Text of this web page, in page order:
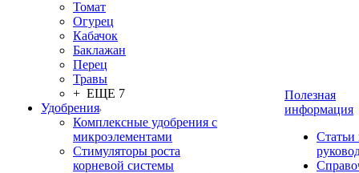
Томат
Огурец
Кабачок
Баклажан
Перец
Травы
+ ЕЩЕ 7
Удобрения
Комплексные удобрения с
микроэлементами
Стимуляторы роста
корневой системы
Полезная
информация
Статьи